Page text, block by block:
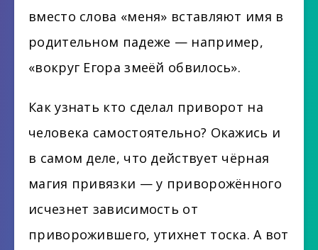
вместо слова «меня» вставляют имя в
родительном падеже — например,
«вокруг Егора змеёй обвилось».
Как узнать кто сделал приворот на
человека самостоятельно? Окажись и
в самом деле, что действует чёрная
магия привязки — у приворожённого
исчезнет зависимость от
приворожившего, утихнет тоска. А вот